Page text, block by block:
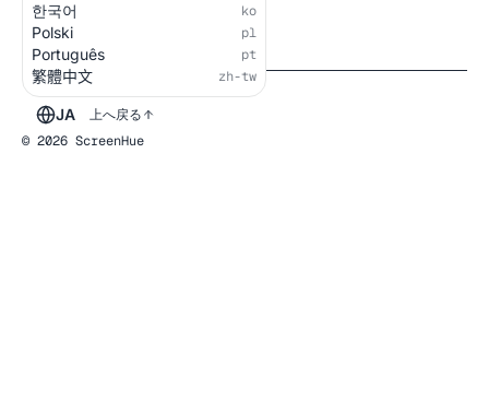
© 2026 ScreenHue
JA
한국어 ko
Polski pl
Português pt
繁體中文 zh-tw
上へ戻る